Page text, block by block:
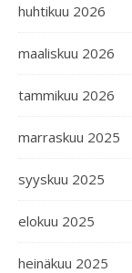
huhtikuu 2026
maaliskuu 2026
tammikuu 2026
marraskuu 2025
syyskuu 2025
elokuu 2025
heinäkuu 2025